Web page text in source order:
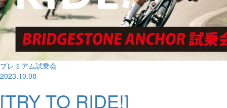
プレミアム試乗会
2023.10.08
[TRY TO RIDE!]